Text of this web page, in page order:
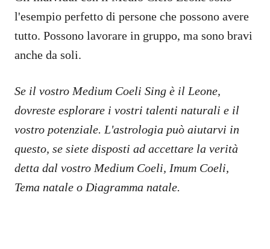
l'esempio perfetto di persone che possono avere
tutto. Possono lavorare in gruppo, ma sono bravi
anche da soli.
Se il vostro Medium Coeli Sing è il Leone,
dovreste esplorare i vostri talenti naturali e il
vostro potenziale. L'astrologia può aiutarvi in
questo, se siete disposti ad accettare la verità
detta dal vostro Medium Coeli, Imum Coeli,
Tema natale o Diagramma natale.